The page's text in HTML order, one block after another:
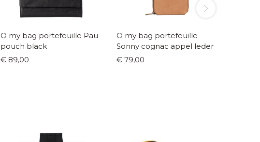
O my bag portefeuille Pau
pouch black
€ 89,00
O my bag portefeuille
Sonny cognac appel leder
€ 79,00